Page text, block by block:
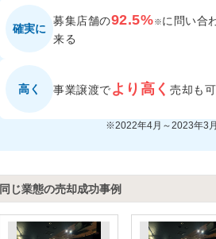
確実に
募集店舗の92.5%※に 問い合
来る
高く 事業譲渡でより高く売却も
※2022年4月～2023年3
同じ業態の売却成功事例